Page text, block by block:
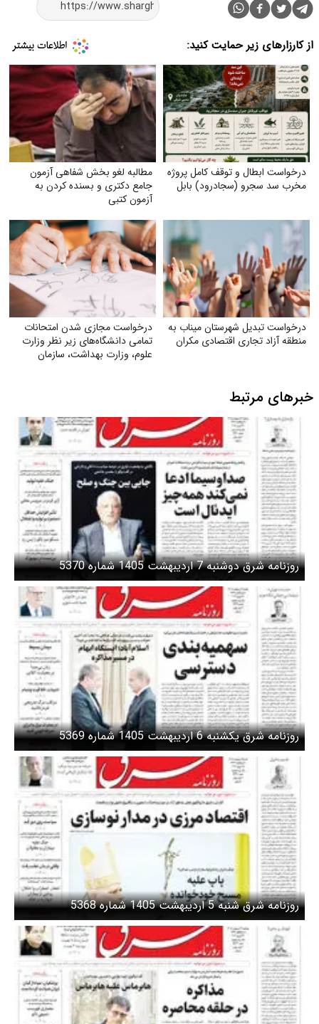
از کارزارهای زیر حمایت کنید:
درخواست ابطال و توقف کامل پروژه
مخرب سد سجرو (سجادرود) بابل
مطالبه لغو بخش شفاهی آزمون
جامع دکتری و بسنده کردن به
آزمون کتبی
درخواست تبدیل شهرستان میناب به
منطقه آزاد تجاری اقتصادی مکران
درخواست مجازی شدن امتحانات
تمامی دانشگاه‌های زیر نظر وزارت
علوم‌، وزارت بهداشت، سازمان
خبرهای مرتبط
روزنامه شرق دوشنبه 7 اردیبهشت 1405 شماره 5370
روزنامه شرق یکشنبه 6 اردیبهشت 1405 شماره 5369
روزنامه شرق شنبه 5 اردیبهشت 1405 شماره 5368